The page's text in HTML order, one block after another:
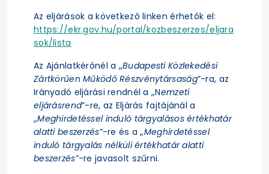
Az eljárások a következő linken érhetők el:
https://ekr.gov.hu/portal/kozbeszerzes/eljara
sok/lista
Az Ajánlatkérőnél a „Budapesti Közlekedési
Zártkörűen Működő Részvénytársaság”-ra, az
Irányadó eljárási rendnél a „Nemzeti
eljárásrend”-re, az Eljárás fajtájánál a
„Meghirdetéssel induló tárgyalásos értékhatár
alatti beszerzés”-re és a „Meghirdetéssel
induló tárgyalás nélküli értékhatár alatti
beszerzés”-re javasolt szűrni.